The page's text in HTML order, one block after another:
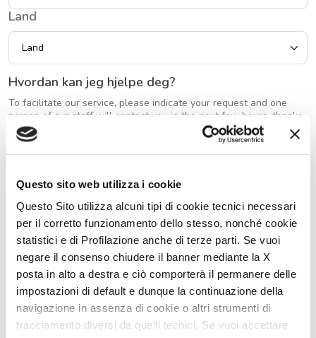
Questo sito web utilizza i cookie
Questo Sito utilizza alcuni tipi di cookie tecnici necessari
per il corretto funzionamento dello stesso, nonché cookie
statistici e di Profilazione anche di terze parti. Se vuoi
negare il consenso chiudere il banner mediante la X
posta in alto a destra e ciò comporterà il permanere delle
impostazioni di default e dunque la continuazione della
navigazione in assenza di cookie o altri strumenti di
tracciamento diversi da quelli tecnici. Se vuoi accettare
Land
Hvordan kan jeg hjelpe deg?
To facilitate our service, please indicate your request and one
person of our staff will contact you in the next few hours, thanks.
Melding om behandling av personopplysninger i
henhold til art. 13 i EU-forordning nr. 679/2016
I samsvar med art. 13 i EU-forordning 2016/679 om beskyttelse av
fysiske personer i forbindelse med behandling av
personopplysninger og om fri utveksling av personopplysninger,
informerer selskapet i S.E.A Società Europea Autocaravan-
gruppen for merkene: Mobilvetta, Elnagh og McLouis, som
behandlingsansvarlig, informerer deg om at opplysningene du har
oppgitt vil bli behandlet i henhold til metodene og for formålene